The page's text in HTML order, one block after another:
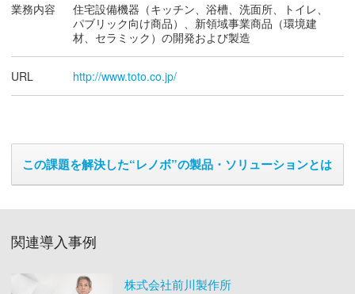
業務内容
住宅設備機器（キッチン、浴槽、洗面所、トイレ、
パブリック向け商品）、新領域事業商品（環境建
材、セラミック）の開発および製造
URL http://www.toto.co.jp/
この課題を解決した“レノボ”の製品・ソリューションとは
関連導入事例
株式会社前川製作所